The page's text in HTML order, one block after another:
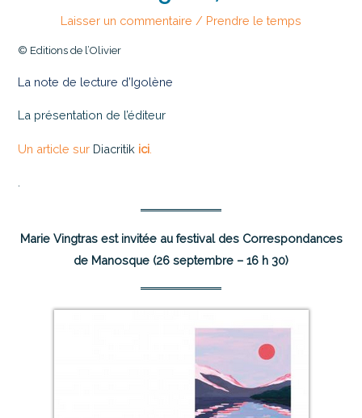
Laisser un commentaire / Prendre le temps
© Editions de l’Olivier
La note de lecture d’Igolène
La présentation de l’éditeur
Un article sur Diacritik ici
Marie Vingtras est invitée au festival des Correspondances
de Manosque (26 septembre – 16 h 30)